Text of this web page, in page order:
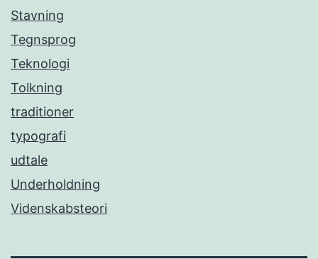
Stavning
Tegnsprog
Teknologi
Tolkning
traditioner
typografi
udtale
Underholdning
Videnskabsteori